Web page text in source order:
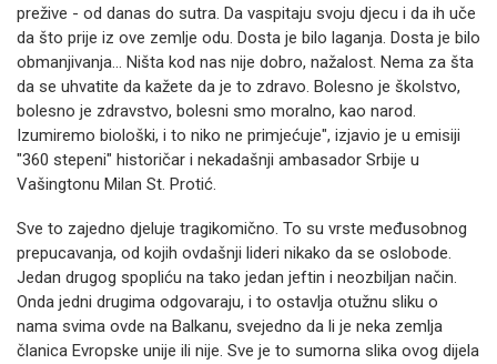
prežive - od danas do sutra. Da vaspitaju svoju djecu i da ih uče
da što prije iz ove zemlje odu. Dosta je bilo laganja. Dosta je bilo
obmanjivanja... Ništa kod nas nije dobro, nažalost. Nema za šta
da se uhvatite da kažete da je to zdravo. Bolesno je školstvo,
bolesno je zdravstvo, bolesni smo moralno, kao narod.
Izumiremo biološki, i to niko ne primjećuje", izjavio je u emisiji
"360 stepeni" historičar i nekadašnji ambasador Srbije u
Vašingtonu Milan St. Protić.
Sve to zajedno djeluje tragikomično. To su vrste međusobnog
prepucavanja, od kojih ovdašnji lideri nikako da se oslobode.
Jedan drugog spopliću na tako jedan jeftin i neozbiljan način.
Onda jedni drugima odgovaraju, i to ostavlja otužnu sliku o
nama svima ovde na Balkanu, svejedno da li je neka zemlja
članica Evropske unije ili nije. Sve je to sumorna slika ovog dijela